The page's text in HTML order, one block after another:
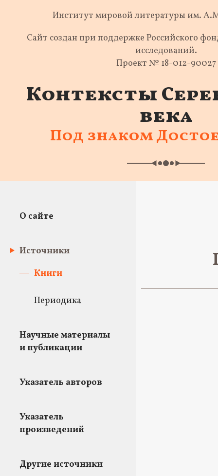
Институт мировой литературы им.
Сайт создан при поддержке Российского
исследований.
Проект № 18-012-90027
Контексты
века
Под знаком
О сайте
Источники
Книги
Периодика
Научные материалы
и публикации
Указатель авторов
Указатель
произведений
Другие источники